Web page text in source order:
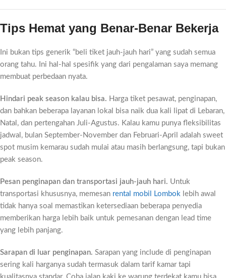
Tips Hemat yang Benar-Benar Bekerja
Ini bukan tips generik “beli tiket jauh-jauh hari” yang sudah semua
orang tahu. Ini hal-hal spesifik yang dari pengalaman saya memang
membuat perbedaan nyata.
Hindari peak season kalau bisa. Harga tiket pesawat, penginapan,
dan bahkan beberapa layanan lokal bisa naik dua kali lipat di Lebaran,
Natal, dan pertengahan Juli-Agustus. Kalau kamu punya fleksibilitas
jadwal, bulan September-November dan Februari-April adalah sweet
spot musim kemarau sudah mulai atau masih berlangsung, tapi bukan
peak season.
Pesan penginapan dan transportasi jauh-jauh hari. Untuk
transportasi khususnya, memesan rental mobil Lombok lebih awal
tidak hanya soal memastikan ketersediaan beberapa penyedia
memberikan harga lebih baik untuk pemesanan dengan lead time
yang lebih panjang.
Sarapan di luar penginapan. Sarapan yang include di penginapan
sering kali harganya sudah termasuk dalam tarif kamar tapi